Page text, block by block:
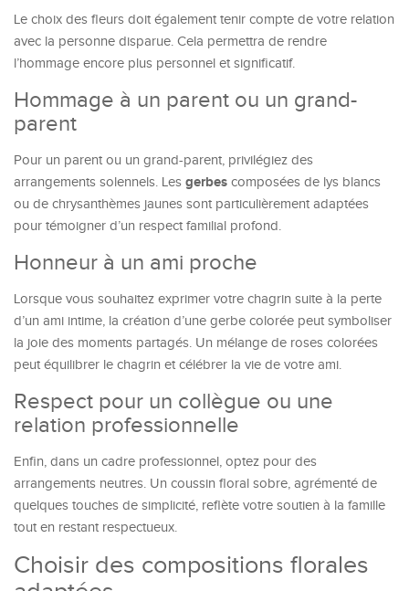
Le choix des fleurs doit également tenir compte de votre relation
avec la personne disparue. Cela permettra de rendre
l’hommage encore plus personnel et significatif.
Hommage à un parent ou un grand-
parent
Pour un parent ou un grand-parent, privilégiez des
arrangements solennels. Les gerbes composées de lys blancs
ou de chrysanthèmes jaunes sont particulièrement adaptées
pour témoigner d’un respect familial profond.
Honneur à un ami proche
Lorsque vous souhaitez exprimer votre chagrin suite à la perte
d’un ami intime, la création d’une gerbe colorée peut symboliser
la joie des moments partagés. Un mélange de roses colorées
peut équilibrer le chagrin et célébrer la vie de votre ami.
Respect pour un collègue ou une
relation professionnelle
Enfin, dans un cadre professionnel, optez pour des
arrangements neutres. Un coussin floral sobre, agrémenté de
quelques touches de simplicité, reflète votre soutien à la famille
tout en restant respectueux.
Choisir des compositions florales